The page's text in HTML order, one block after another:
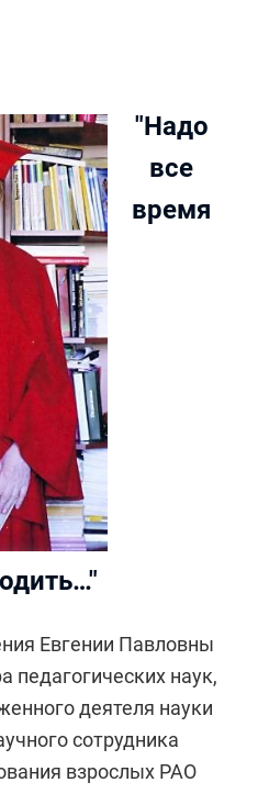
"Надо
все
время
Евгении Павловны
педагогических наук,
деятеля науки
сотрудника
взрослых РАО